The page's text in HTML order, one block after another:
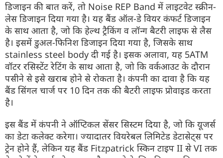
डिजाइन की बात करें, तो Noise REP Band में लाइटवेट स्क्रीन-
लेस डिजाइन दिया गया है। यह बैंड ऑल-डे वियर कंफर्ट डिजाइन
के साथ आता है, जो कि हेल्थ ट्रैकिंग व लॉन्ग बैटरी लाइफ से लैस
है। इसमें डुअल-फिनिश डिजाइन दिया गया है, जिसके साथ
stainless steel body दी गई है। इसक अलावा, यह 5ATM
वॉटर रसिस्टेंट रेटिंग के साथ आता है, जो कि वर्कआउट के दौरान
पसीने से इसे खराब होने से रोकता है। कंपनी का दावा है कि यह
बैंड सिंगल चार्ज पर 10 दिन तक की बैटरी लाइफ प्रोवाइड करता
है।
इस बैंड में कंपनी ने ऑप्टिकल सेंसर सिस्टम दिया है, जो कि यूजर्स
का डेटा कलेक्ट करेगा। ज्यादातर वियरेबल लिमिटेड डेटासेट्स पर
ट्रेन होने हैं, लेकिन यह बैंड Fitzpatrick स्किन टाइप II से VI तक